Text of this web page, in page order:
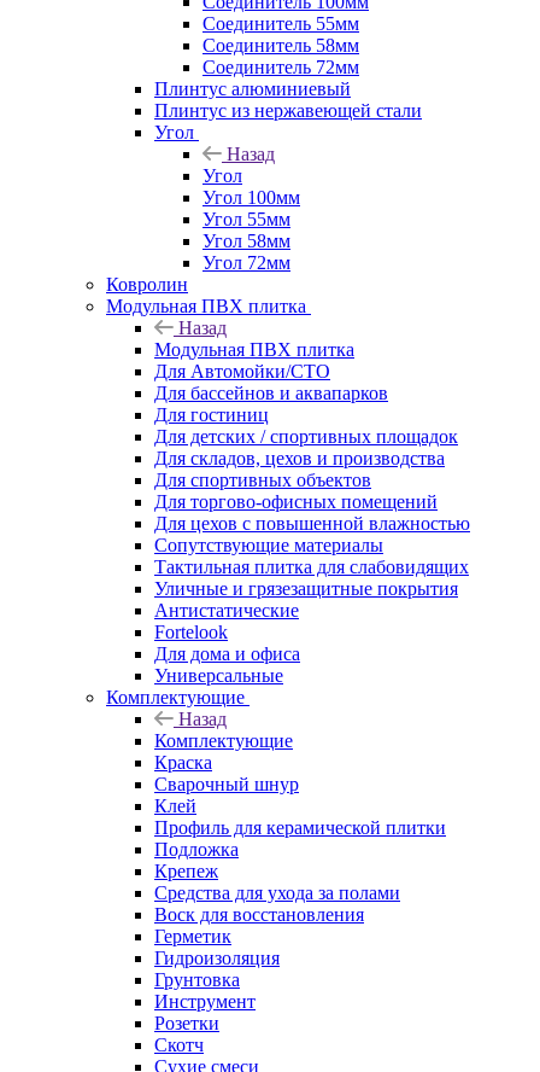
Соединитель 55мм
Соединитель 58мм
Соединитель 72мм
Плинтус алюминиевый
Плинтус из нержавеющей стали
Угол
Назад
Угол
Угол 100мм
Угол 55мм
Угол 58мм
Угол 72мм
Ковролин
Модульная ПВХ плитка
Назад
Модульная ПВХ плитка
Для Автомойки/СТО
Для бассейнов и аквапарков
Для гостиниц
Для детских / спортивных площадок
Для складов, цехов и производства
Для спортивных объектов
Для торгово-офисных помещений
Для цехов с повышенной влажностью
Сопутствующие материалы
Тактильная плитка для слабовидящих
Уличные и грязезащитные покрытия
Антистатические
Fortelook
Для дома и офиса
Универсальные
Комплектующие
Назад
Комплектующие
Краска
Сварочный шнур
Клей
Профиль для керамической плитки
Подложка
Крепеж
Средства для ухода за полами
Воск для восстановления
Герметик
Гидроизоляция
Грунтовка
Инструмент
Розетки
Скотч
Сухие смеси